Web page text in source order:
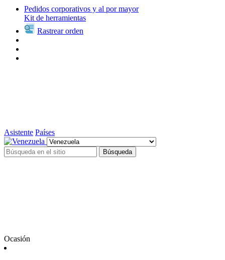
Pedidos corporativos y al por mayor
Kit de herramientas
Rastrear orden
Asistente Países
Búsqueda
Ocasión